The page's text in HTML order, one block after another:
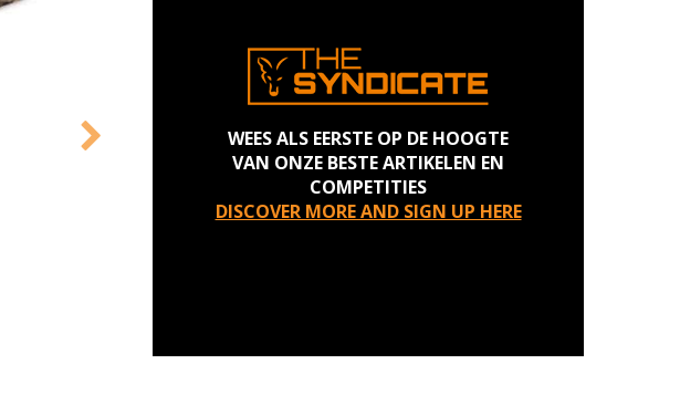
WEES ALS EERSTE OP DE HOOGTE
VAN ONZE BESTE ARTIKELEN EN
COMPETITIES
DISCOVER MORE AND SIGN UP HERE